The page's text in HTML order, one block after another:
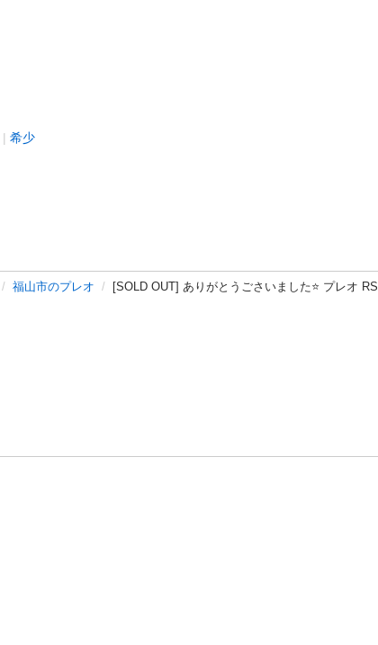
希少
福山市のプレオ [SOLD OUT] ありがとうごさいました⭐️ プレオ RS